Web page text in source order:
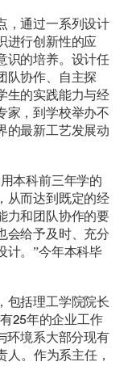
，通过一系列设计
进行创新性的应
识的培养。设计任
队协作、自主探
生的实践能力与经
家，到学校举办不
的最新工艺发展动
本科前三年学的
从而达到既定的经
力和团队协作的要
会给予及时、充分
计。”今年本科毕
包括理工学院院长
25年的企业工作
环境系大部分现有
人。作为系主任，